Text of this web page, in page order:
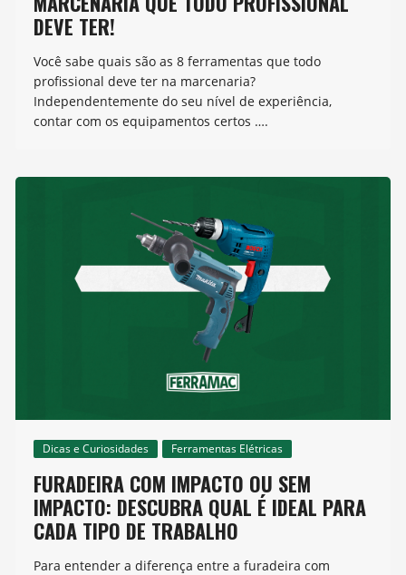
DEVE TER!
Você sabe quais são as 8 ferramentas que todo
profissional deve ter na marcenaria?
Independentemente do seu nível de experiência,
contar com os equipamentos certos ….
Dicas e Curiosidades Ferramentas Elétricas
FURADEIRA COM IMPACTO OU SEM
IMPACTO: DESCUBRA QUAL É IDEAL PARA
CADA TIPO DE TRABALHO
Para entender a diferença entre a furadeira com